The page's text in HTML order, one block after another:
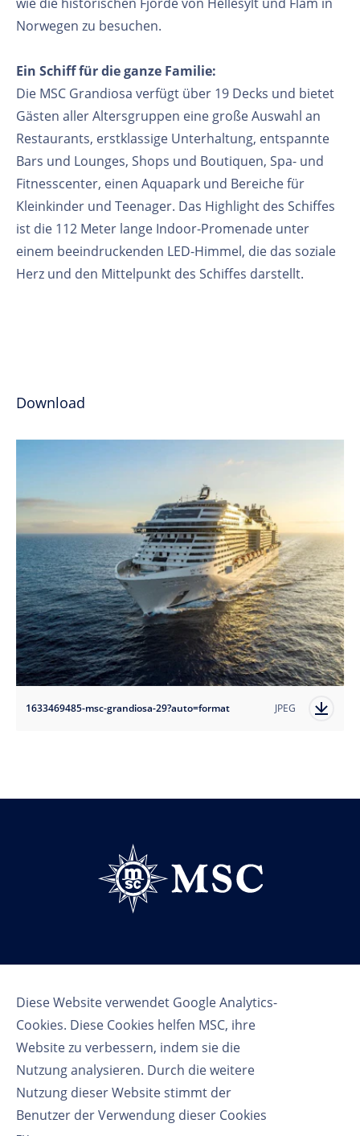
Diese Website verwendet Google Analytics-
Cookies. Diese Cookies helfen MSC, ihre
Website zu verbessern, indem sie die
Nutzung analysieren. Durch die weitere
Nutzung dieser Website stimmt der
Benutzer der Verwendung dieser Cookies
Norwegen zu besuchen.
Ein Schiff für die ganze Familie:
Die MSC Grandiosa verfügt über 19 Decks und bietet
Gästen aller Altersgruppen eine große Auswahl an
Restaurants, erstklassige Unterhaltung, entspannte
Bars und Lounges, Shops und Boutiquen, Spa- und
Fitnesscenter, einen Aquapark und Bereiche für
Kleinkinder und Teenager. Das Highlight des Schiffes
ist die 112 Meter lange Indoor-Promenade unter
einem beeindruckenden LED-Himmel, die das soziale
Herz und den Mittelpunkt des Schiffes darstellt.
Download
1633469485-msc-grandiosa-29?auto=format JPEG
Follow us
Nutzungsbedingungen